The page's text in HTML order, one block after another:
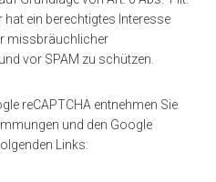
hat ein berechtigtes Interesse
missbräuchlicher
vor SPAM zu schützen.
reCAPTCHA entnehmen Sie
und den Google
Links: